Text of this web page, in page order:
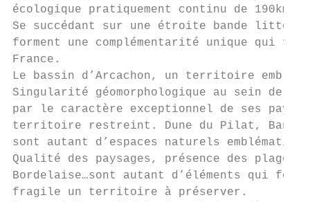
écologique pratiquement continu de 190km
Se succédant sur une étroite bande
forment une complémentarité unique qui
France.
Le bassin d’Arcachon, un territoire
Singularité géomorphologique au sein de
par le caractère exceptionnel de ses
territoire restreint. Dune du Pilat, Banc
sont autant d’espaces naturels
Qualité des paysages, présence des plages
Bordelaise…sont autant d’éléments qui
fragile un territoire à préserver.